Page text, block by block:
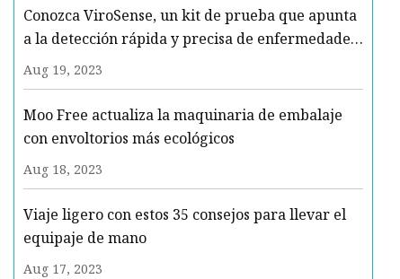
Conozca ViroSense, un kit de prueba que apunta
a la detección rápida y precisa de enfermedades
para todos
Aug 19, 2023
Moo Free actualiza la maquinaria de embalaje
con envoltorios más ecológicos
Aug 18, 2023
Viaje ligero con estos 35 consejos para llevar el
equipaje de mano
Aug 17, 2023